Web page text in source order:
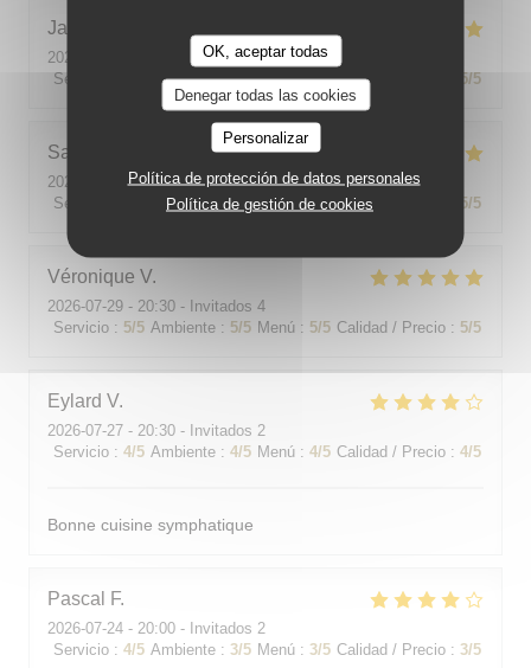
OK, aceptar todas
Denegar todas las cookies
Personalizar
Política de protección de datos personales
Política de gestión de cookies
Jackie
2026-07-31
- 19:00 - Invitados 2
Servicio
Ambiente: 5/5 Menú: 5/5 Calidad / Precio 5/5
Sabine
2026-08-01
- 12:00 - Invitados 5
Servicio
Ambiente: 5/5 Menú : 5 /5 Calidad / Precio 5/5
Véronique V
2026-07-29 - 20:30 - Invitados 4
Servicio : 5/5 Ambiente : 5/5 Menú : 5/5 Calidad / Precio : 5/5
Eylard V
2026-07-27 - 20:30 - Invitados 2
Servicio : 4/5 Ambiente : 4/5 Menú : 4/5 Calidad / Precio : 4/5
Bonne cuisine symphatique
Pascal F
2026-07-24 - 20:00 - Invitados 2
Servicio : 4/5 Ambiente : 3/5 Menú : 3/5 Calidad / Precio : 3/5